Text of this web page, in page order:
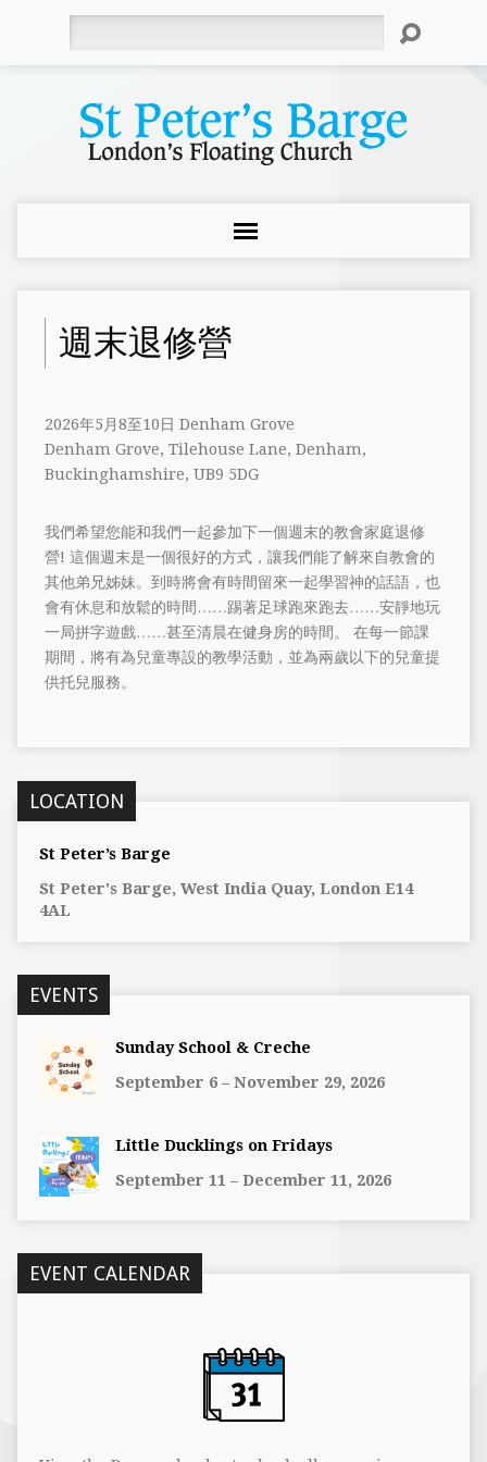
週末退修營
2026年5月8至10日 Denham Grove
Denham Grove, Tilehouse Lane, Denham,
Buckinghamshire, UB9 5DG
我們希望您能和我們一起參加下一個週末的教會家庭退修
營! 這個週末是一個很好的方式，讓我們能了解來自教會的
其他弟兄姊妹。到時將會有時間留來一起學習神的話語，也
會有休息和放鬆的時間……踢著足球跑來跑去……安靜地玩
一局拼字遊戲……甚至清晨在健身房的時間。 在每一節課
期間，將有為兒童專設的教學活動，並為兩歲以下的兒童提
供托兒服務。
LOCATION
St Peter’s Barge
St Peter's Barge, West India Quay, London E14
4AL
EVENTS
Sunday School & Creche
September 6 – November 29, 2026
Little Ducklings on Fridays
September 11 – December 11, 2026
EVENT CALENDAR